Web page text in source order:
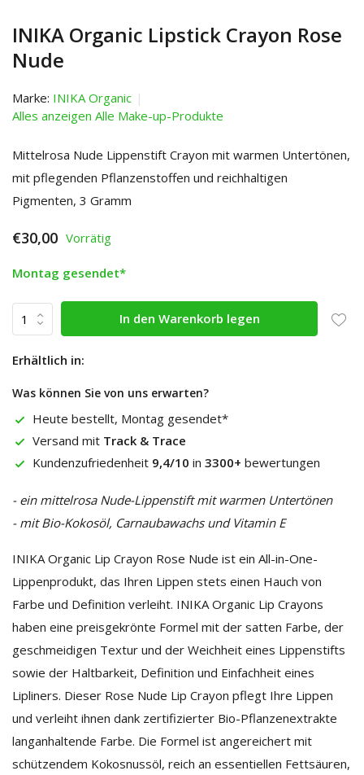
INIKA Organic Lipstick Crayon Rose
Nude
Marke: INIKA Organic
Alles anzeigen Alle Make-up-Produkte
Mittelrosa Nude Lippenstift Crayon mit warmen Untertönen,
mit pflegenden Pflanzenstoffen und reichhaltigen
Pigmenten, 3 Gramm
€30,00 Vorrätig
Montag gesendet*
In den Warenkorb legen
Erhältlich in:
Was können Sie von uns erwarten?
Heute bestellt, Montag gesendet*
Versand mit Track & Trace
Kundenzufriedenheit 9,4/10 in 3300+ bewertungen
- ein mittelrosa Nude-Lippenstift mit warmen Untertönen
- mit Bio-Kokosöl, Carnaubawachs und Vitamin E
INIKA Organic Lip Crayon Rose Nude ist ein All-in-One-
Lippenprodukt, das Ihren Lippen stets einen Hauch von
Farbe und Definition verleiht. INIKA Organic Lip Crayons
haben eine preisgekrönte Formel mit der satten Farbe, der
geschmeidigen Textur und der Weichheit eines Lippenstifts
sowie der Haltbarkeit, Definition und Einfachheit eines
Lipliners. Dieser Rose Nude Lip Crayon pflegt Ihre Lippen
und verleiht ihnen dank zertifizierter Bio-Pflanzenextrakte
langanhaltende Farbe. Die Formel ist angereichert mit
schützendem Kokosnussöl, reich an essentiellen Fettsäuren,